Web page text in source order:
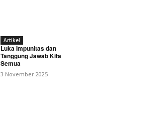
Artikel
Luka Impunitas dan
Tanggung Jawab Kita
Semua
3 November 2025